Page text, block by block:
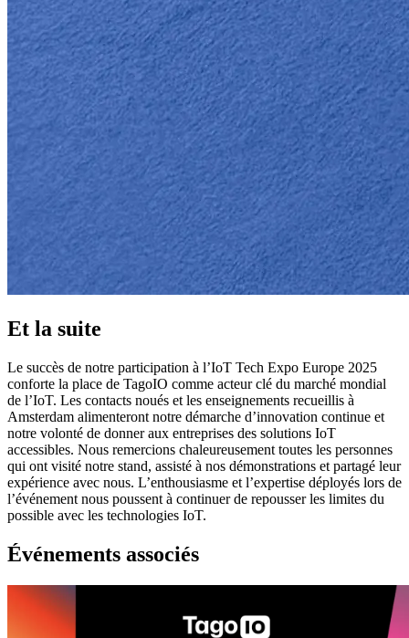
Et la suite
Le succès de notre participation à l’IoT Tech Expo Europe 2025
conforte la place de TagoIO comme acteur clé du marché mondial
de l’IoT. Les contacts noués et les enseignements recueillis à
Amsterdam alimenteront notre démarche d’innovation continue et
notre volonté de donner aux entreprises des solutions IoT
accessibles. Nous remercions chaleureusement toutes les personnes
qui ont visité notre stand, assisté à nos démonstrations et partagé leur
expérience avec nous. L’enthousiasme et l’expertise déployés lors de
l’événement nous poussent à continuer de repousser les limites du
possible avec les technologies IoT.
Événements associés